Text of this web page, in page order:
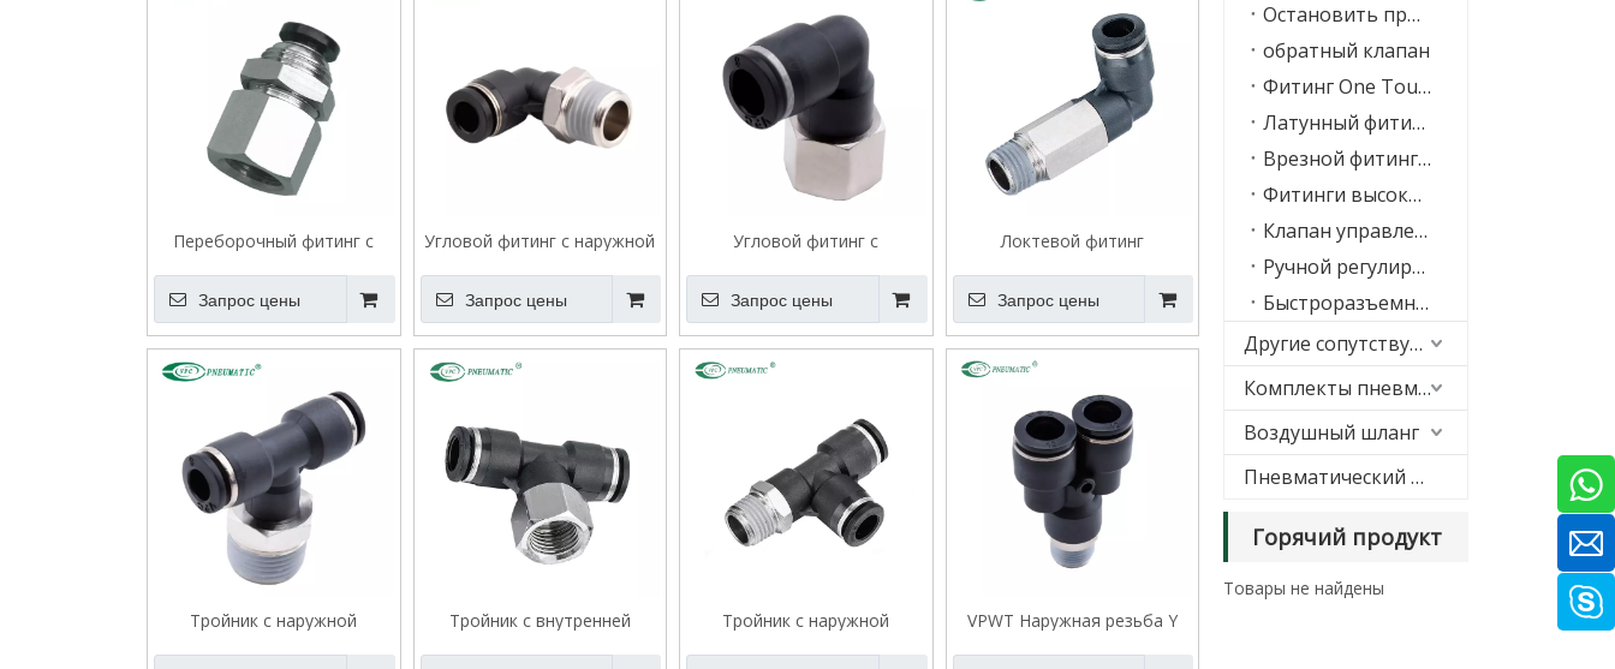
Переборочный фитинг с
Запрос цены
Угловой фитинг с наружной
Запрос цены
Угловой фитинг с
Запрос цены
Локтевой фитинг
Запрос цены
Тройник с наружной
Тройник с внутренней
Тройник с наружной
VPWT Наружная резьба Y
Остановить примерку
обратный клапан
Фитинг One Touch-in серии KQ
Латунный фитинг One Touch-in
Врезной фитинг из нержавеющей стали
Фитинги высокого давления
Клапан управления скоростью
Ручной регулирующий клапан
Быстроразъемное соединение
Другие сопутствующие товары
Комплекты пневматической подвески
Воздушный шланг
Пневматический глушитель
Горячий продукт
Товары не найдены